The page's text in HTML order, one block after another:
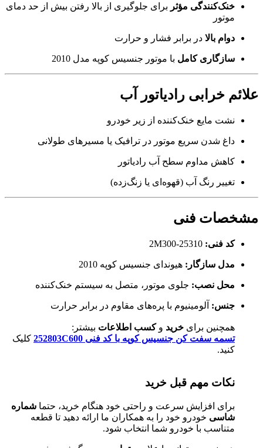
خنک‌کنندگی مؤثر برای جلوگیری از بالا رفتن بیش از حد دمای
موتور
دوام بالا در برابر فشار و حرارت
سازگاری کامل با موتور جنسیس کوپه مدل 2010
علائم خرابی رادیاتور آب
نشت مایع خنک‌کننده از زیر خودرو
داغ شدن سریع موتور در ترافیک یا مسیرهای طولانی
کاهش مداوم سطح آب رادیاتور
تغییر رنگ آب (قهوه‌ای یا زنگ‌زده)
مشخصات فنی
کد فنی:
مدل سازگار: هیوندای جنسیس کوپه 2010
محل نصب: جلوی موتور، متصل به سیستم خنک‌کننده
جنس: آلومینیوم با پره‌های مقاوم در برابر حرارت
همچنین برای خرید وکسب اطلاعات بیشتر:
تسمه سفت کن جنسیس کوپه با کد فنی 252803C600
کلیک
کنید.
نکات مهم قبل خرید
برای افزایش سرعت و راحتی خود هنگام خرید، حتما شماره
شاسی خودرو خود را به همکاران ما ارائه دهید تا قطعه
متناسب با خودرو شما انتخاب شود.